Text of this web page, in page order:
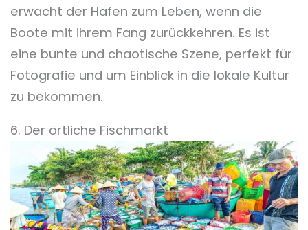
erwacht der Hafen zum Leben, wenn die
Boote mit ihrem Fang zurückkehren. Es ist
eine bunte und chaotische Szene, perfekt für
Fotografie und um Einblick in die lokale Kultur
zu bekommen.
6. Der örtliche Fischmarkt